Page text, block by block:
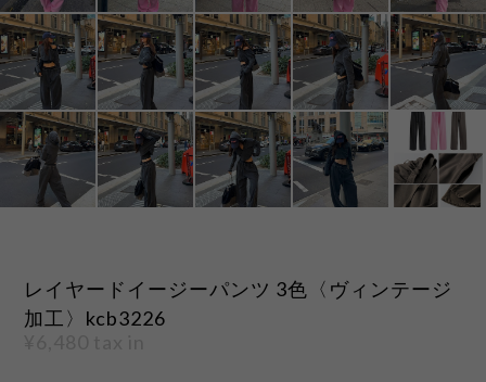
レイヤードイージーパンツ 3色〈ヴィンテージ
加工〉kcb3226